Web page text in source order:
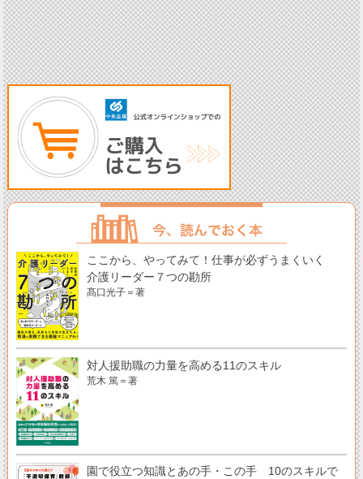
ここから、やってみて！仕事が必ずうまくいく
介護リーダー７つの勘所
髙口光子＝著
対人援助職の力量を高める11のスキル
荒木 篤＝著
園で役立つ知識とあの手・この手 10のスキルで